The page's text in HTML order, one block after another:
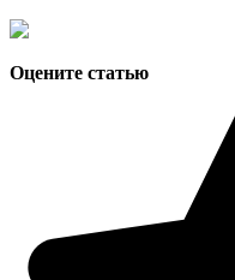
Оцените статью